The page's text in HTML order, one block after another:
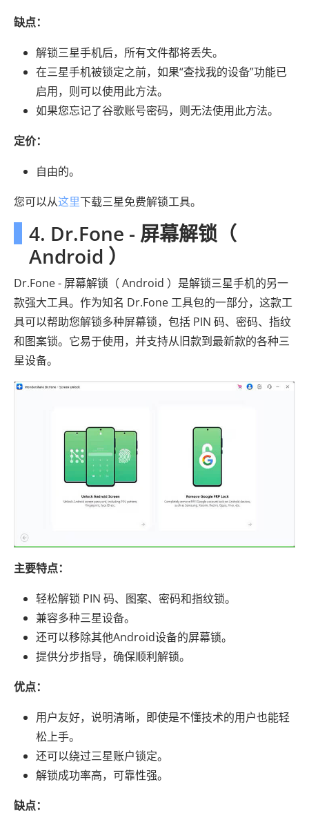
缺点：
解锁三星手机后，所有文件都将丢失。
在三星手机被锁定之前，如果“查找我的设备”功能已
启用，则可以使用此方法。
如果您忘记了谷歌账号密码，则无法使用此方法。
定价：
自由的。
您可以从这里下载三星免费解锁工具。
4. Dr.Fone - 屏幕解锁（
Android ）
Dr.Fone - 屏幕解锁（ Android ）是解锁三星手机的另一
款强大工具。作为知名 Dr.Fone 工具包的一部分，这款工
具可以帮助您解锁多种屏幕锁，包括 PIN 码、密码、指纹
和图案锁。它易于使用，并支持从旧款到最新款的各种三
星设备。
主要特点：
轻松解锁 PIN 码、图案、密码和指纹锁。
兼容多种三星设备。
还可以移除其他Android设备的屏幕锁。
提供分步指导，确保顺利解锁。
优点：
用户友好，说明清晰，即使是不懂技术的用户也能轻
松上手。
还可以绕过三星账户锁定。
解锁成功率高，可靠性强。
缺点：